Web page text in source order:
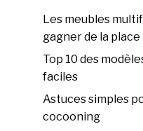
Les meubles
gagner de la place
Top 10 des
faciles
Astuces simples
cocooning